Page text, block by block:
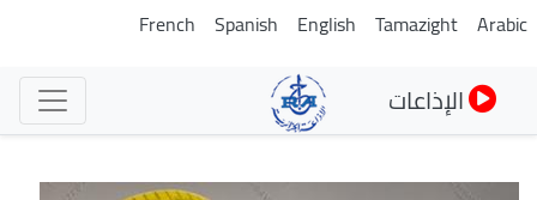
تجاوز
Arabic
Tamazight
English
Spanish
French
الإذاعات